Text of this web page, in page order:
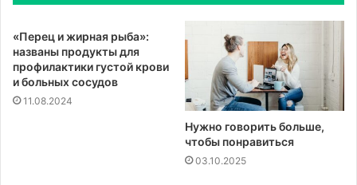
«Перец и жирная рыба»:
названы продукты для
профилактики густой крови
и больных сосудов
11.08.2024
Нужно говорить больше,
чтобы понравиться
03.10.2025